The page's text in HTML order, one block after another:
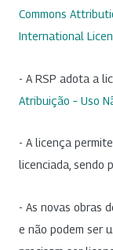
Commons
International
- A RSP adota a
Atribuição – Uso
- A licença
licenciada, sendo
- As novas obras
e não podem ser